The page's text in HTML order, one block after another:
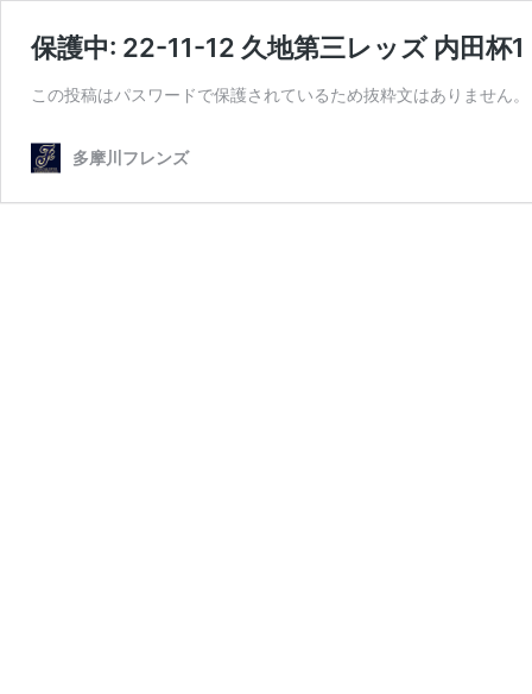
保護中: 22-11-12 久地第三レッズ 内田杯1
この投稿はパスワードで保護されているため抜粋文はありません。
多摩川フレンズ